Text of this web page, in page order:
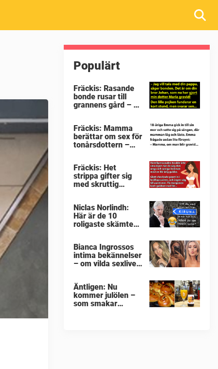
Populärt
Fräckis: Rasande
bonde rusar till
grannens gård – då
honom mållös
Fräckis: Mamma
berättar om sex för
tonårsdottern –
Fräckis: Het
strippa gifter sig
med skruttig
avslöjas gubbens
hemlighet
Niclas Norlindh:
Här är de 10
roligaste skämten
Bianca Ingrossos
intima bekännelser
– om vilda sexlivet:
Äntligen: Nu
kommer julölen –
som smakar